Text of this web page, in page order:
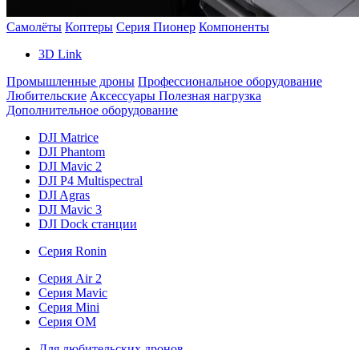
Самолёты Коптеры Серия Пионер Компоненты
3D Link
Промышленные дроны Профессиональное оборудование
Любительские Аксессуары Полезная нагрузка
Дополнительное оборудование
DJI Matrice
DJI Phantom
DJI Mavic 2
DJI P4 Multispectral
DJI Agras
DJI Mavic 3
DJI Dock станции
Серия Ronin
Серия Air 2
Серия Mavic
Серия Mini
Серия OM